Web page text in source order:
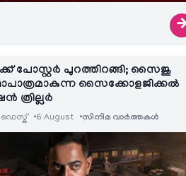
പോസ്റ്റർ പുറത്തിറങ്ങി; സൈജു
സൈക്കോളജിക്കൽ
ത്രില്ലർ
ഡെസ്ക് 6 August സിനിമ വാര്‍ത്തകള്‍